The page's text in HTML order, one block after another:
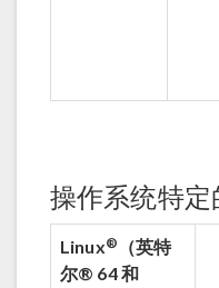
操作系统特
Linux®
（英特
尔® 64 和